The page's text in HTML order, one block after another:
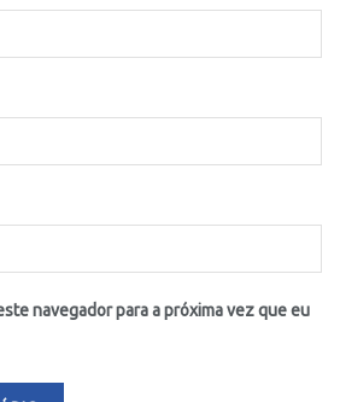
navegador para a próxima vez que eu